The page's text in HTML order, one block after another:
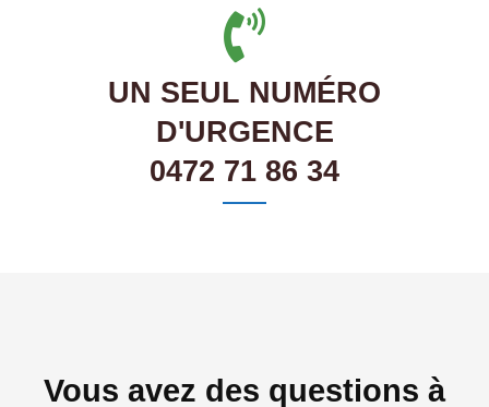
UN SEUL NUMÉRO
D'URGENCE
0472 71 86 34
Vous avez des questions à